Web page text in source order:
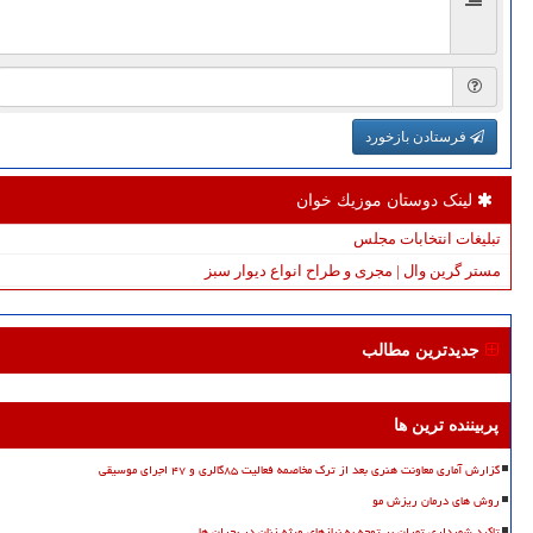
فرستادن بازخورد
لینک دوستان موزیك خوان
تبلیغات انتخابات مجلس
مستر گرین وال | مجری و طراح انواع دیوار سبز
جدیدترین مطالب
پربیننده ترین ها
گزارش آماری معاونت هنری بعد از ترک مخاصمه فعالیت ۸۵گالری و ۴۷ اجرای موسیقی
روش های درمان ریزش مو